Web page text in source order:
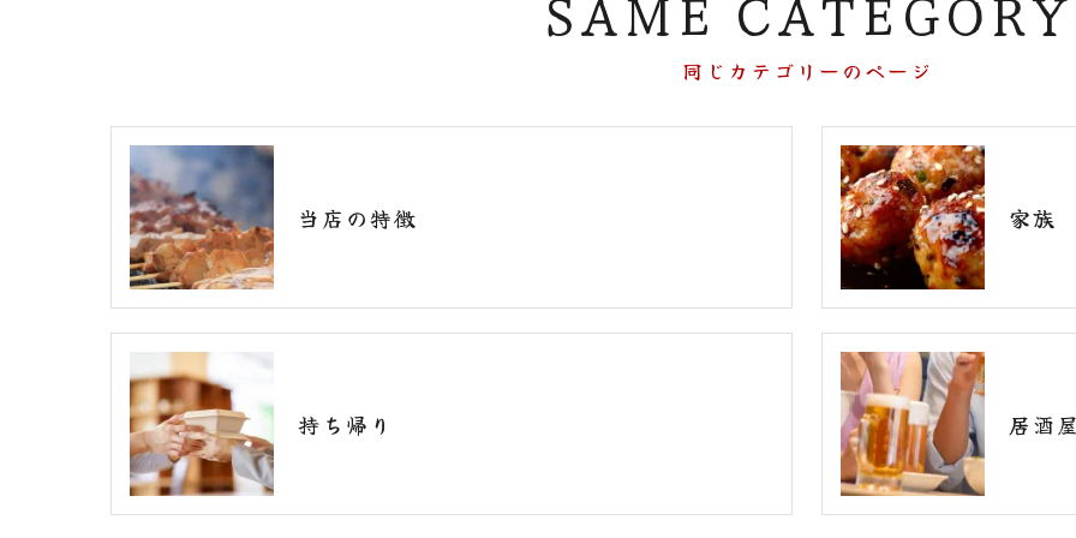
同じカテゴリーのページ
当店の特徴 家族
持ち帰り 居酒